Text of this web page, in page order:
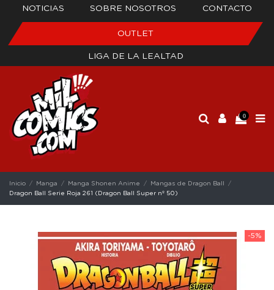
NOTICIAS SOBRE NOSOTROS CONTACTO
OUTLET
LIGA DE LA LEALTAD
0
Inicio Manga Manga Shonen Anime
Mangas de Dragon Ball
Dragon Ball Serie Roja 261 (Dragon Ball Super nº 50)
-5%